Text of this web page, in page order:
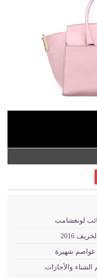
لونغشامب
والأجازات